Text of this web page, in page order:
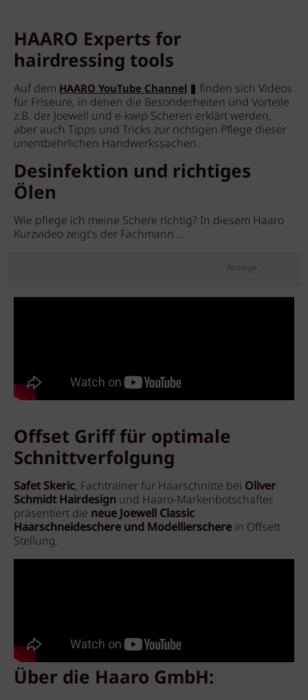
HAARO Experts for
hairdressing tools
Auf dem HAARO YouTube Channel
finden sich Videos
für Friseure, in denen die Besonderheiten und Vorteile
z.B. der Joewell und e-kwip Scheren erklärt werden,
aber auch Tipps und Tricks zur richtigen Pflege dieser
unentbehrlichen Handwerkssachen.
Desinfektion und richtiges
Ölen
Wie pflege ich meine Schere richtig? In diesem Haaro
Kurzvideo zeigt's der Fachmann ...
Anzeige
Offset Griff für optimale
Schnittverfolgung
Safet Skeric, Fachtrainer für Haarschnitte bei Oliver
Schmidt Hairdesign und Haaro-Markenbotschafter,
präsentiert die neue Joewell Classic
Haarschneideschere und Modellierschere in Offsett
Stellung.
Über die Haaro GmbH: